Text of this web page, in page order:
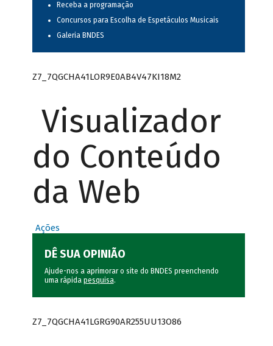
Receba a programação
Concursos para Escolha de Espetáculos Musicais
Galeria BNDES
Z7_7QGCHA41LOR9E0AB4V47KI18M2
Visualizador
do Conteúdo
da Web
Ações
DÊ SUA OPINIÃO
Ajude-nos a aprimorar o site do BNDES preenchendo
uma rápida pesquisa.
Z7_7QGCHA41LGRG90AR255UU13O86